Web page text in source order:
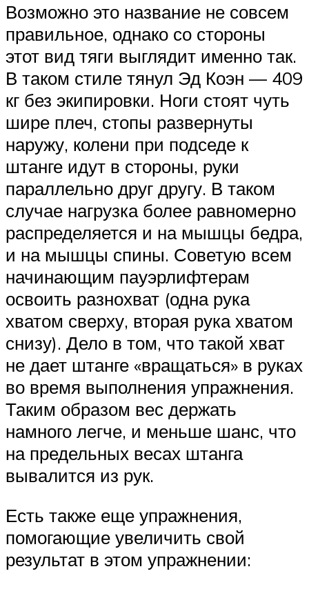
Возможно это название не совсем
правильное, однако со стороны
этот вид тяги выглядит именно так.
В таком стиле тянул Эд Коэн — 409
кг без экипировки. Ноги стоят чуть
шире плеч, стопы развернуты
наружу, колени при подседе к
штанге идут в стороны, руки
параллельно друг другу. В таком
случае нагрузка более равномерно
распределяется и на мышцы бедра,
и на мышцы спины. Советую всем
начинающим пауэрлифтерам
освоить разнохват (одна рука
хватом сверху, вторая рука хватом
снизу). Дело в том, что такой хват
не дает штанге «вращаться» в руках
во время выполнения упражнения.
Таким образом вес держать
намного легче, и меньше шанс, что
на предельных весах штанга
вывалится из рук.
Есть также еще упражнения,
помогающие увеличить свой
результат в этом упражнении: